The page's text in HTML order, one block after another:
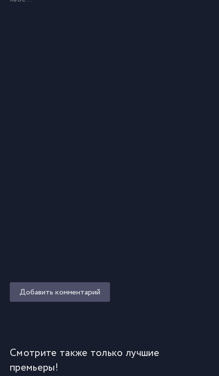
Добавить комментарий
Смотрите также только лучшие
премьеры!